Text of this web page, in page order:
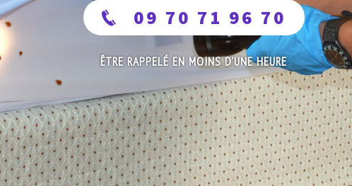
09 70 71 96 70
ÊTRE RAPPELÉ EN MOINS D'UNE HEURE